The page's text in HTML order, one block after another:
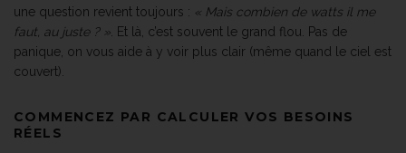
une question revient toujours : « Mais combien de watts il me
faut, au juste ? » . Et là, c’est souvent le grand flou. Pas de
panique, on vous aide à y voir plus clair (même quand le ciel est
couvert).
COMMENCEZ PAR CALCULER VOS BESOINS
RÉELS